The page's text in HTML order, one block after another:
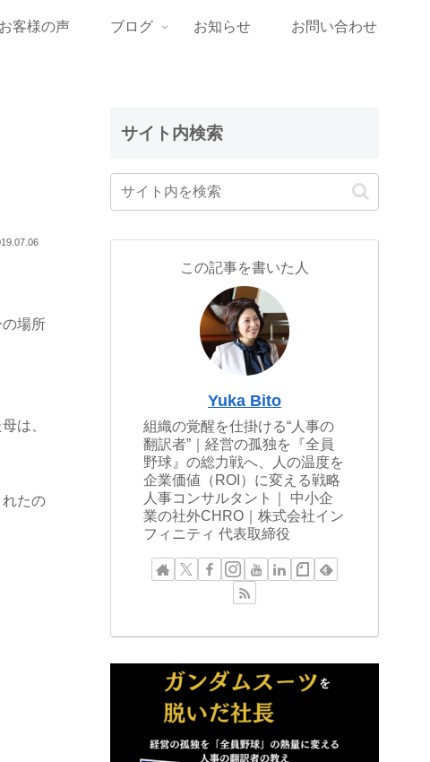
お客様の声 ブログ お知らせ お問い合わせ
場所
は、
たの
サイト内検索
この記事を書いた人
Yuka Bito
組織の覚醒を仕掛ける“人事の
翻訳者”｜経営の孤独を『全員
野球』の総力戦へ、人の温度を
企業価値（ROI）に変える戦略
人事コンサルタント｜ 中小企
業の社外CHRO｜株式会社イン
フィニティ 代表取締役